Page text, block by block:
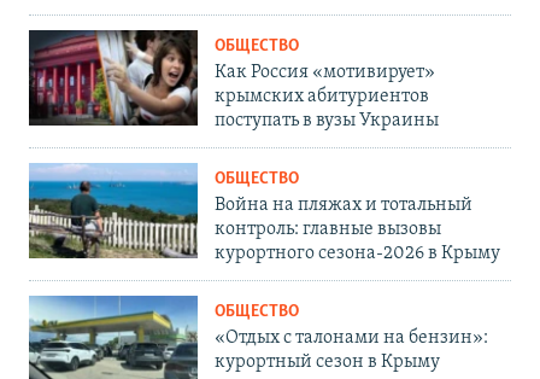
ОБЩЕСТВО
Как Россия «мотивирует»
крымских абитуриентов
поступать в вузы Украины
ОБЩЕСТВО
Война на пляжах и тотальный
контроль: главные вызовы
курортного сезона-2026 в Крыму
ОБЩЕСТВО
«Отдых с талонами на бензин»:
курортный сезон в Крыму